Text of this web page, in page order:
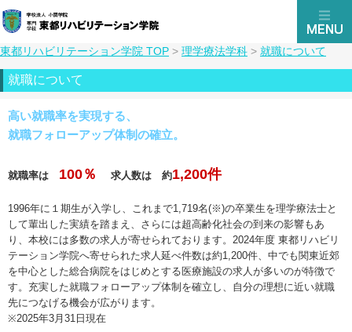
東都リハビリテーション学院 TOP > 理学療法学科 > 就職について
就職について
高い就職率を実現する、
就職フォローアップ体制の確立。
就職率は 100％ 求人数は 約1,200件
1996年に１期生が入学し、これまで1,719名(※)の卒業生を理学療法士と
して輩出した実績を踏まえ、さらには超高齢化社会の到来の影響もあ
り、本校には多数の求人が寄せられております。2024年度 東都リハビリ
テーション学院へ寄せられた求人延べ件数は約1,200件、中でも関東近郊
を中心とした総合病院をはじめとする医療施設の求人が多いのが特徴で
す。充実した就職フォローアップ体制を確立し、自分の理想に近い就職
先につなげる機会が広がります。
※2025年3月31日現在